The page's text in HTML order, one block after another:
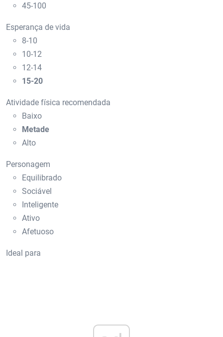
45-100
Esperança de vida
8-10
10-12
12-14
15-20
Atividade física recomendada
Baixo
Metade
Alto
Personagem
Equilibrado
Sociável
Inteligente
Ativo
Afetuoso
Ideal para